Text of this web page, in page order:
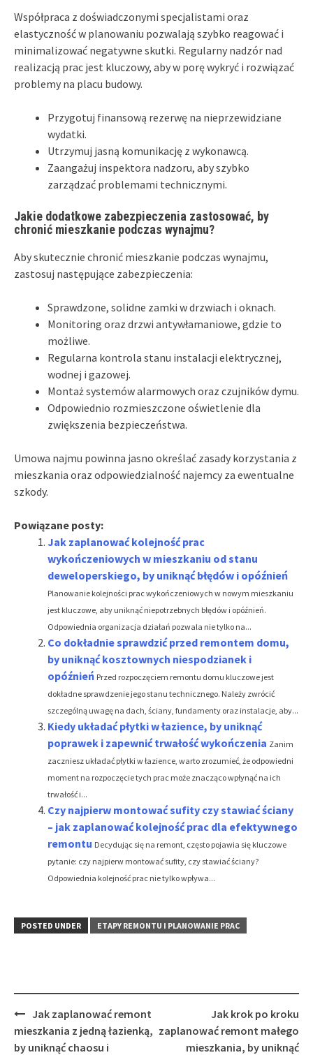
Współpraca z doświadczonymi specjalistami oraz
elastyczność w planowaniu pozwalają szybko reagować i
minimalizować negatywne skutki. Regularny nadzór nad
realizacją prac jest kluczowy, aby w porę wykryć i rozwiązać
problemy na placu budowy.
Przygotuj finansową rezerwę na nieprzewidziane
wydatki.
Utrzymuj jasną komunikację z wykonawcą.
Zaangażuj inspektora nadzoru, aby szybko
zarządzać problemami technicznymi.
Jakie dodatkowe zabezpieczenia zastosować, by
chronić mieszkanie podczas wynajmu?
Aby skutecznie chronić mieszkanie podczas wynajmu,
zastosuj następujące zabezpieczenia:
Sprawdzone, solidne zamki w drzwiach i oknach.
Monitoring oraz drzwi antywłamaniowe, gdzie to
możliwe.
Regularna kontrola stanu instalacji elektrycznej,
wodnej i gazowej.
Montaż systemów alarmowych oraz czujników dymu.
Odpowiednio rozmieszczone oświetlenie dla
zwiększenia bezpieczeństwa.
Umowa najmu powinna jasno określać zasady korzystania z
mieszkania oraz odpowiedzialność najemcy za ewentualne
szkody.
Powiązane posty:
Jak zaplanować kolejność prac
wykończeniowych w mieszkaniu od stanu
deweloperskiego, by uniknąć błędów i opóźnień
Planowanie kolejności prac wykończeniowych w nowym mieszkaniu
jest kluczowe, aby uniknąć niepotrzebnych błędów i opóźnień.
Odpowiednia organizacja działań pozwala nie tylko na...
Co dokładnie sprawdzić przed remontem domu,
by uniknąć kosztownych niespodzianek i
opóźnień Przed rozpoczęciem remontu domu kluczowe jest
dokładne sprawdzenie jego stanu technicznego. Należy zwrócić
szczególną uwagę na dach, ściany, fundamenty oraz instalacje, aby...
Kiedy układać płytki w łazience, by uniknąć
poprawek i zapewnić trwałość wykończenia Zanim
zaczniesz układać płytki w łazience, warto zrozumieć, że odpowiedni
moment na rozpoczęcie tych prac może znacząco wpłynąć na ich
trwałość i...
Czy najpierw montować sufity czy stawiać ściany
– jak zaplanować kolejność prac dla efektywnego
remontu Decydując się na remont, często pojawia się kluczowe
pytanie: czy najpierw montować sufity, czy stawiać ściany?
Odpowiednia kolejność prac nie tylko wpływa...
POSTED UNDER ETAPY REMONTU I PLANOWANIE PRAC
Post
navigation
Jak zaplanować remont
mieszkania z jedną łazienką,
by uniknąć chaosu i
Jak krok po kroku
zaplanować remont małego
mieszkania, by uniknąć